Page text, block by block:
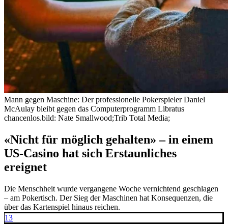
Mann gegen Maschine: Der professionelle Pokerspieler Daniel
McAulay bleibt gegen das Computerprogramm Libratus
chancenlos.bild: Nate Smallwood;Trib Total Media;
«Nicht für möglich gehalten» – in einem
US-Casino hat sich Erstaunliches
ereignet
Die Menschheit wurde vergangene Woche vernichtend geschlagen
– am Pokertisch. Der Sieg der Maschinen hat Konsequenzen, die
über das Kartenspiel hinaus reichen.
13